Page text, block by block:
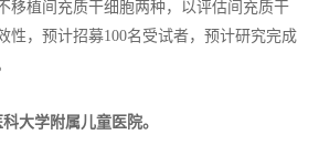
移植间充质干细胞两种，以评估间充质干
性，预计招募100名受试者，预计研究完成
大学附属儿童医院。